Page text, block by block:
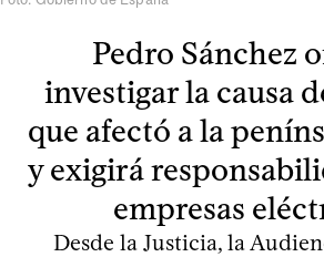
Pedro Sánchez
investigar la causa
que afectó a la
y exigirá
empresas
Desde la Justicia, la